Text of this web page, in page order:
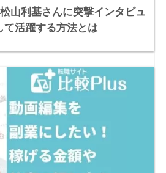
山利基さんに突撃インタビュ
て活躍する方法とは